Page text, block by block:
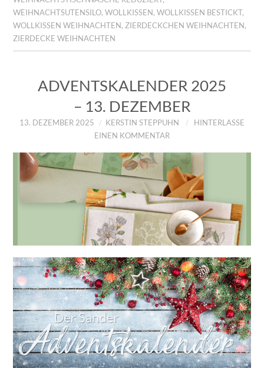
WEIHNACHTSUTENSILO,WOLLKISSEN,WOLLKISSEN BESTICKT,
WOLLKISSEN WEIHNACHTEN, ZIERDECKCHEN WEIHNACHTEN,
ZIERDECKE WEIHNACHTEN
ADVENTSKALENDER 2025
– 13. DEZEMBER
13. DEZEMBER 2025 KERSTIN STEPPUHN
HINTERLASSE
EINEN KOMMENTAR